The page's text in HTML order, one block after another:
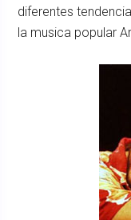
diferentes
la musica popular